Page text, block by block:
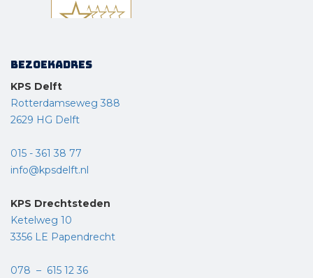
Bezoekadres
KPS Delft
Rotterdamseweg 388
2629 HG Delft
015 - 361 38 77
info@kpsdelft.nl
KPS Drechtsteden
Ketelweg 10
3356 LE Papendrecht
078 – 615 12 36